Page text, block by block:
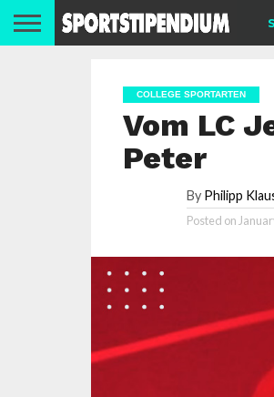
COLLEGE SPORTARTEN
Vom LC
Peter
By Philipp
Posted on